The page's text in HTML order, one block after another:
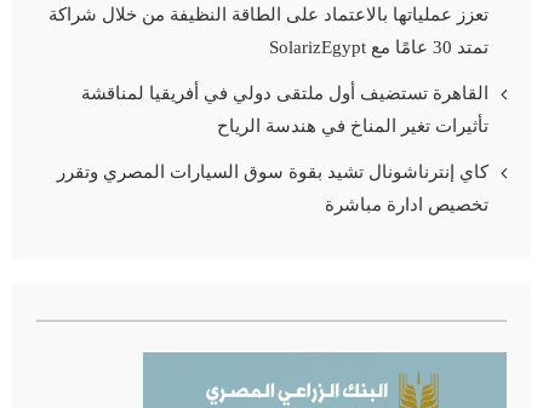
تعزز عملياتها بالاعتماد على الطاقة النظيفة من خلال شراكة
تمتد 30 عامًا مع SolarizEgypt
القاهرة تستضيف أول ملتقى دولي في أفريقيا لمناقشة
تأثيرات تغير المناخ في هندسة الرياح
كاي إنترناشونال تشيد بقوة سوق السيارات المصري وتقرر
تخصيص ادارة مباشرة